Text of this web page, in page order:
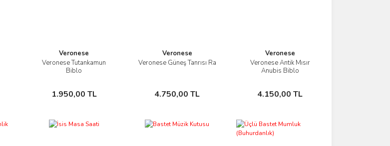
Veronese
Veronese Tutankamun
Biblo
1.950,00 TL
İncele
Sepete Ekle
Veronese
Veronese Güneş Tanrısı Ra
4.750,00 TL
İncele
Sepete Ekle
Veronese
Veronese Antik Mısır
Anubis Biblo
4.150,00 TL
İncele
Sepete Ekle